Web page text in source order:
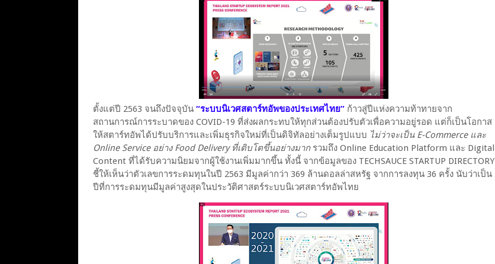
ตั้งแต่ปี 2563 จนถึงปัจจุบัน “ระบบนิเวศสตาร์ทอัพของประเทศไทย” ก้าวสู่ปีแห่งความท้าทายจาก
สถานการณ์การระบาดของ COVID-19 ที่ส่งผลกระทบให้ทุกส่วนต้องปรับตัวเพื่อความอยู่รอด แต่ก็เป็นโอกาส
ให้สตาร์ทอัพได้ปรับบริการและเพิ่มธุรกิจใหม่ที่เป็นดิจิทัลอย่างเต็มรูปแบบ ไม่ว่าจะเป็น E-Commerce และ
Online Service อย่าง Food Delivery ที่เติบโตขึ้นอย่างมากรวมถึง Online Education Platform และ Digital
Content ที่ได้รับความนิยมจากผู้ใช้งานเพิ่มมากขึ้น ทั้งนี้ จากข้อมูลของ TECHSAUCE STARTUP DIRECTORY
ชี้ให้เห็นว่าตัวเลขการระดมทุนในปี 2563 มีมูลค่ากว่า 369 ล้านดอลล่าสหรัฐ จากการลงทุน 36 ครั้ง นับว่าเป็น
ปีที่การระดมทุนมีมูลค่าสูงสุดในประวัติศาสตร์ระบบนิเวศสตาร์ทอัพไทย